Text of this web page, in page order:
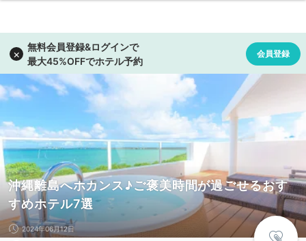
沖縄離島へホカンス♪ご褒美時間が過ごせるおす
すめホテル7選
2024年06月12日